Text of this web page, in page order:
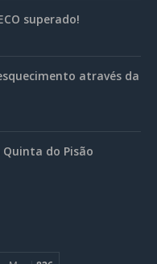
superado!
através da
do Pisão